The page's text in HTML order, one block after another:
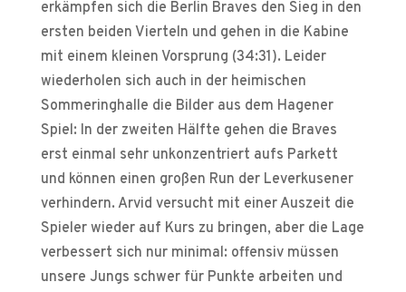
erkämpfen sich die Berlin Braves den Sieg in den
ersten beiden Vierteln und gehen in die Kabine
mit einem kleinen Vorsprung (34:31). Leider
wiederholen sich auch in der heimischen
Sommeringhalle die Bilder aus dem Hagener
Spiel: In der zweiten Hälfte gehen die Braves
erst einmal sehr unkonzentriert aufs Parkett
und können einen großen Run der Leverkusener
verhindern. Arvid versucht mit einer Auszeit die
Spieler wieder auf Kurs zu bringen, aber die Lage
verbessert sich nur minimal: offensiv müssen
unsere Jungs schwer für Punkte arbeiten und